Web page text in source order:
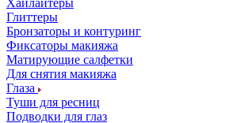
Хайлайтеры
Глиттеры
Бронзаторы и контуринг
Фиксаторы макияжа
Матирующие салфетки
Для снятия макияжа
Глаза
Туши для ресниц
Подводки для глаз